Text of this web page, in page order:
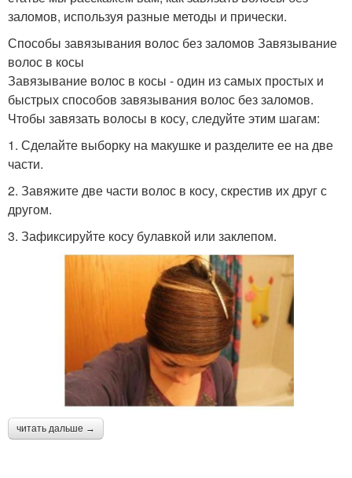
заломов, используя разные методы и прически.
Способы завязывания волос без заломов Завязывание
волос в косы
Завязывание волос в косы - один из самых простых и
быстрых способов завязывания волос без заломов.
Чтобы завязать волосы в косу, следуйте этим шагам:
1. Сделайте выборку на макушке и разделите ее на две
части.
2. Завяжите две части волос в косу, скрестив их друг с
другом.
3. Зафиксируйте косу булавкой или заклепом.
читать дальше →